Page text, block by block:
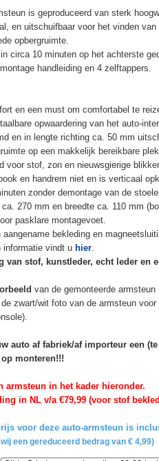
is geproduceerd van sterk
en uitschuifbaar voor het vinden
opbergruimte.
circa 10 minuten op het achterste
handleiding en 4 zelftappers.
en een must om comfortabel te
opwaardering van het auto-
en in lengte richting ca. 50 mm
op een makkelijk bereikbare plek.
voor stof, zon en nieuwsgierige
en handrem niet en is verticaal
zonder demontage van de
270 mm en breedte ca. 110 mm
pasklare montagevoet.
bekleding en
informatie vindt u hier.
van stof, kunstleder, echt leder en
van de gemonteerde armsteun
zwart/wit foto van de armsteun
auto af fabriek/af importeur een
monteren!!!
armsteun in het kader hieronder.
in NL v/a €79,99 (voor stof
voor deze auto-armsteun is
een gereduceerd bedrag van € 4,99)